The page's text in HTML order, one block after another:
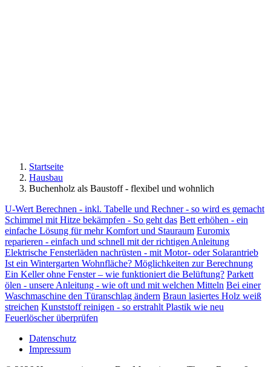
Startseite
Hausbau
Buchenholz als Baustoff - flexibel und wohnlich
U-Wert Berechnen - inkl. Tabelle und Rechner - so wird es gemacht
Schimmel mit Hitze bekämpfen - So geht das Bett erhöhen - ein
einfache Lösung für mehr Komfort und Stauraum Euromix
reparieren - einfach und schnell mit der richtigen Anleitung
Elektrische Fensterläden nachrüsten - mit Motor- oder Solarantrieb
Ist ein Wintergarten Wohnfläche? Möglichkeiten zur Berechnung
Ein Keller ohne Fenster – wie funktioniert die Belüftung? Parkett
ölen - unsere Anleitung - wie oft und mit welchen Mitteln Bei einer
Waschmaschine den Türanschlag ändern Braun lasiertes Holz weiß
streichen Kunststoff reinigen - so erstrahlt Plastik wie neu
Feuerlöscher überprüfen
Datenschutz
Impressum